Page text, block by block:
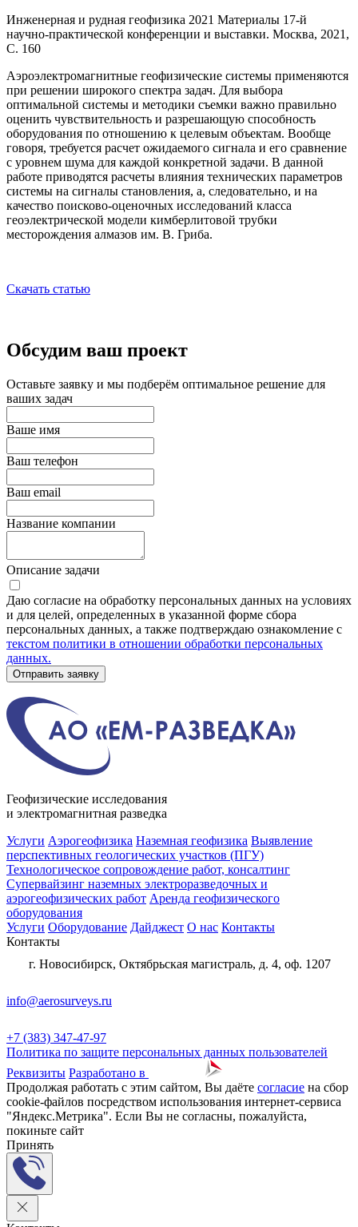
Инженерная и рудная геофизика 2021 Материалы 17-й
научно-практической конференции и выставки. Москва, 2021,
С. 160
Аэроэлектромагнитные геофизические системы применяются
при решении широкого спектра задач. Для выбора
оптимальной системы и методики съемки важно правильно
оценить чувствительность и разрешающую способность
оборудования по отношению к целевым объектам. Вообще
говоря, требуется расчет ожидаемого сигнала и его сравнение
с уровнем шума для каждой конкретной задачи. В данной
работе приводятся расчеты влияния технических параметров
системы на сигналы становления, а, следовательно, и на
качество поисково-оценочных исследований класса
геоэлектрической модели кимберлитовой трубки
месторождения алмазов им. В. Гриба.
Скачать статью
Обсудим ваш проект
Оставьте заявку и мы подберём оптимальное решение для
ваших задач
Ваше имя
Ваш телефон
Ваш email
Название компании
Описание задачи
Даю согласие на обработку персональных данных на условиях
и для целей, определенных в указанной форме сбора
персональных данных, а также подтверждаю ознакомление с
текстом политики в отношении обработки персональных
данных.
Отправить заявку
Геофизические исследования
и электромагнитная разведка
Услуги Аэрогеофизика Наземная геофизика Выявление
перспективных геологических участков (ПГУ)
Технологическое сопровождение работ, консалтинг
Супервайзинг наземных электроразведочных и
аэрогеофизических работ Аренда геофизического
оборудования
Услуги Оборудование Дайджест О нас Контакты
Контакты
г. Новосибирск, Октябрьская магистраль, д. 4, оф. 1207
info@aerosurveys.ru
+7 (383) 347-47-97
Политика по защите персональных данных пользователей
Реквизиты Разработано в
Продолжая работать с этим сайтом, Вы даёте согласие на сбор
cookie-файлов посредством использования интернет-сервиса
"Яндекс.Метрика". Если Вы не согласны, пожалуйста,
покиньте сайт
Принять